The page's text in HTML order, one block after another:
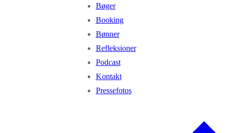
Bøger
Booking
Bønner
Refleksioner
Podcast
Kontakt
Pressefotos